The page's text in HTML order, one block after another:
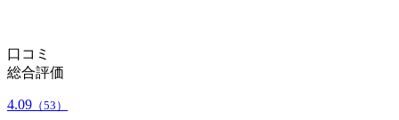
口コミ
総合評価
4.09 （53）